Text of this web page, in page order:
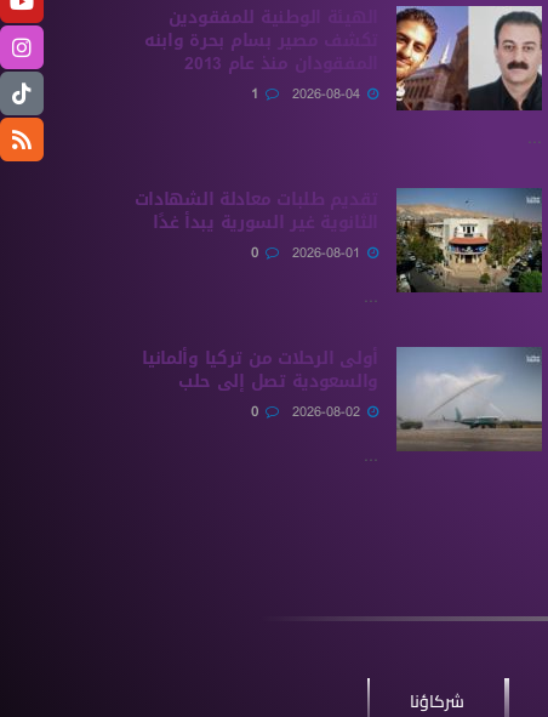
الهيئة الوطنية للمفقودين
تكشف مصير بسام بحرة وابنه
المفقودان منذ عام 2013
...
تقديم طلبات معادلة الشهادات
الثانوية ‏غير السورية يبدأ غدًا
...
أولى الرحلات من ‏تركيا وألمانيا
والسعودية تصل إلى حلب
...
شركاؤنا